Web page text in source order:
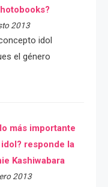
2013
idol
el género
más importante
responde la
Kashiwabara
2013